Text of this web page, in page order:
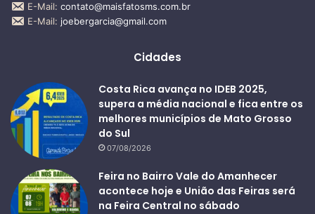
E-Mail: contato@maisfatosms.com.br
E-Mail: joebergarcia@gmail.com
Cidades
Costa Rica avança no IDEB 2025,
supera a média nacional e fica entre os
melhores municípios de Mato Grosso
do Sul
07/08/2026
Feira no Bairro Vale do Amanhecer
acontece hoje e União das Feiras será
na Feira Central no sábado